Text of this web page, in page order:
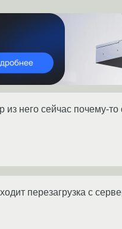
него сейчас почему-то
перезагрузка с